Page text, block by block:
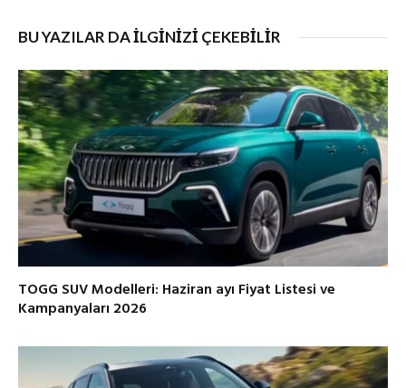
BU YAZILAR DA İLGİNİZİ ÇEKEBİLİR
TOGG SUV Modelleri: Haziran ayı Fiyat Listesi ve
Kampanyaları 2026